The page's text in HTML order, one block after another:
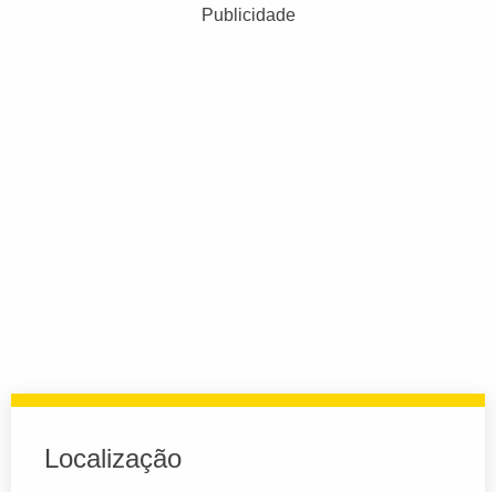
Publicidade
Localização